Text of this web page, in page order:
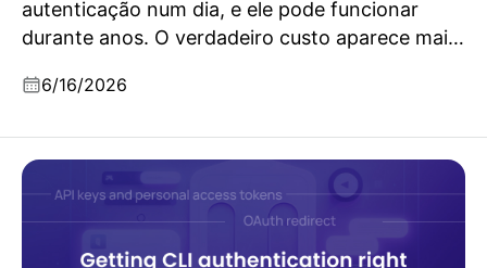
autenticação num dia, e ele pode funcionar
durante anos. O verdadeiro custo aparece mais
Lições de dezenas de entrevistas B2B.
6/16/2026
Acerte na autenticação CLI: o guia completo para os
4 métodos